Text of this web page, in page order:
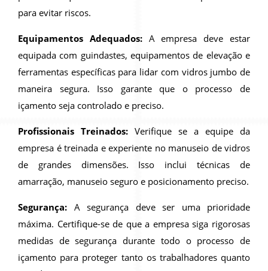
para evitar riscos.
Equipamentos Adequados:A empresa deve estar
equipada com guindastes, equipamentos de elevação e
ferramentas específicas para lidar com vidros jumbo de
maneira segura. Isso garante que o processo de
içamento seja controlado e preciso.
Profissionais Treinados: Verifique se a equipe da
empresa é treinada e experiente no manuseio de vidros
de grandes dimensões. Isso inclui técnicas de
amarração, manuseio seguro e posicionamento preciso.
Segurança: A segurança deve ser uma prioridade
máxima. Certifique-se de que a empresa siga rigorosas
medidas de segurança durante todo o processo de
içamento para proteger tanto os trabalhadores quanto